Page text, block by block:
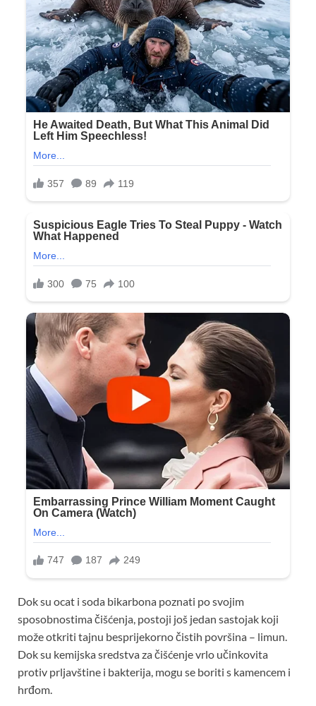
Dok su ocat i soda bikarbona poznati po svojim
sposobnostima čišćenja, postoji još jedan sastojak koji
može otkriti tajnu besprijekorno čistih površina – limun.
Dok su kemijska sredstva za čišćenje vrlo učinkovita
protiv prljavštine i bakterija, mogu se boriti s kamencem i
hrđom.